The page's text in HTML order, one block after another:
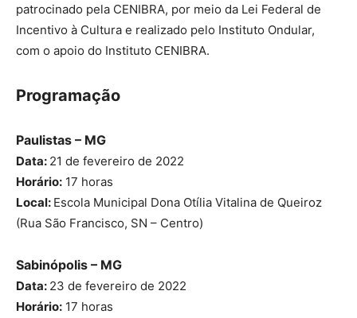
patrocinado pela CENIBRA, por meio da Lei Federal de
Incentivo à Cultura e realizado pelo Instituto Ondular,
com o apoio do Instituto CENIBRA.
Programação
Paulistas – MG
Data: 21 de fevereiro de 2022
Horário: 17 horas
Local: Escola Municipal Dona Otília Vitalina de Queiroz
(Rua São Francisco, SN – Centro)
Sabinópolis – MG
Data: 23 de fevereiro de 2022
Horário: 17 horas